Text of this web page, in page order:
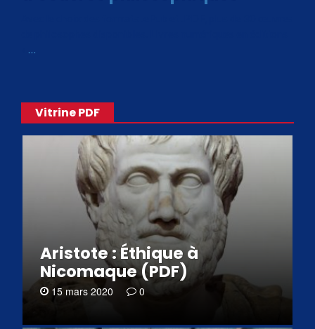
…
Vitrine PDF
Aristote : Éthique à
Nicomaque (PDF)
15 mars 2020 0